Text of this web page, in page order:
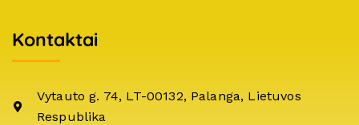
Kontaktai
Vytauto g. 74, LT-00132, Palanga, Lietuvos
Respublika